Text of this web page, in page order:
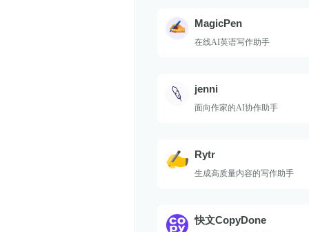
MagicPen
在线AI英语写作助手
jenni
面向作家的AI协作助手
Rytr
生成高质量内容的写作助手
快文CopyDone